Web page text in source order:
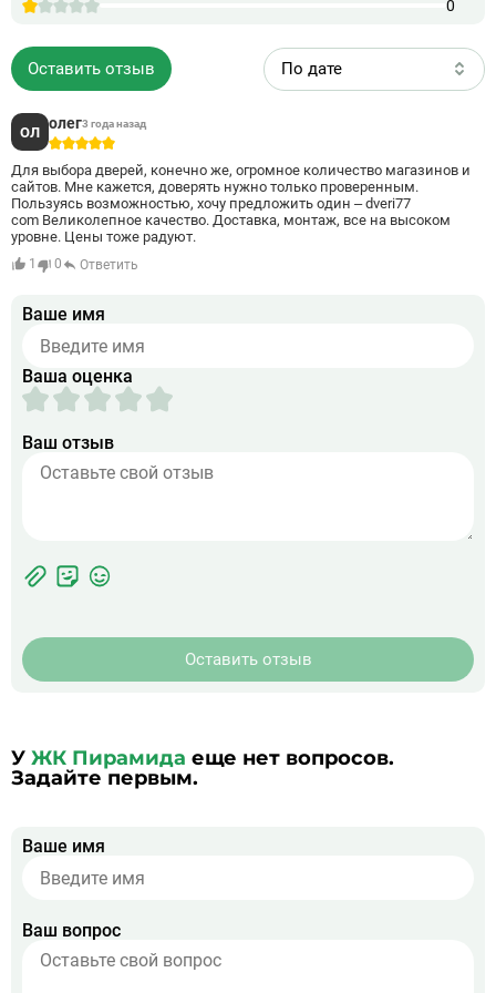
самостоятельно регулировать температуру в
максимально чистой водой отвечают надежные
фильтры.
и установил
ЖК огорожена по
жителей отвечает
круглосуточно.
0
Оставить отзыв По дате
ОЛ
олег3 года назад
5
Для выбора дверей, конечно же, огромное количество магазинов и
сайтов. Мне кажется, доверять нужно только проверенным.
Пользуясь возможностью, хочу предложить один – dveri77
com Великолепное качество. Доставка, монтаж, все на высоком
уровне. Цены тоже радуют.
1 0 Ответить
Ваше имя
Ваша оценка
Ваш отзыв
Фотографии
ЖК
Прикрепить
фото
Оставить отзыв
У ЖК Пирамида еще нет вопросов.
Задайте первым.
Ваше имя
Ваш вопрос